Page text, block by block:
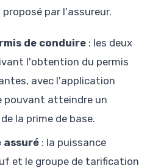
par l'assureur.
de conduire : les deux
l'obtention du permis
avec l'application
pouvant atteindre un
la prime de base.
assuré : la puissance
et le groupe de tarification